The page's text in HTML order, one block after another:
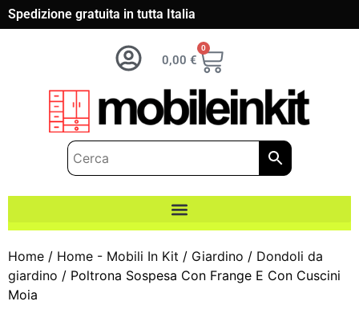
Spedizione gratuita in tutta Italia
0,00 €
0
Home / Home - Mobili In Kit / Giardino / Dondoli da
giardino / Poltrona Sospesa Con Frange E Con Cuscini
Moia